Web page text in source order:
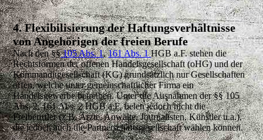
4. Flexibilisierung der Haftungsverhältnisse
von Angehörigen der freien Berufe
Nach den §§105 Abs. 1,161 Abs. 1HGB a.F. stehen die
Rechtsformen der offenen Handelsgesellschaft (oHG) und der
Kommanditgesellschaft (KG) grundsätzlich nur Gesellschaften
offen, welche unter gemeinschaftlicher Firma ein
Handelsgewerbe betreiben. Unter die Ausnahmen der §§ 105
Abs. 2, 161 Abs. 2 HGB a.F. fielen jedoch nicht die
Freiberufler (z.B. Ärzte, Anwälte, Journalisten, Künstler u.a.),
die jedoch auch die Partnerschaftsgesellschaft wählen können.